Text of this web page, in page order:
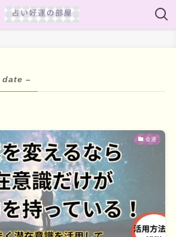
date –
金運